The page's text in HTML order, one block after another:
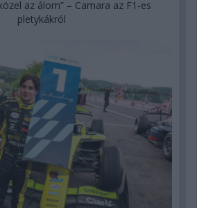
az álom” – Camara az F1-es
pletykákról